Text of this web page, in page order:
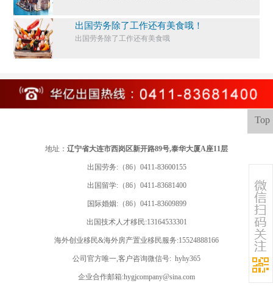
出国劳务除了工作还有美食哦！
出国劳务除了工作还有美食哦
Top
地址： 辽宁省大连市西岗区新开路89号,泰华大厦A座11层
出国劳务:（86）0411-83600155
出国留学:（86）0411-83681400
国际婚姻:（86）0411-83609899
出国技术人才移民:13164533301
海外创业移民&海外房产置业移民服务:15524888166
公司官方唯一,客户咨询微信号: hyhy365
企业合作邮箱:hygjcompany@sina.com